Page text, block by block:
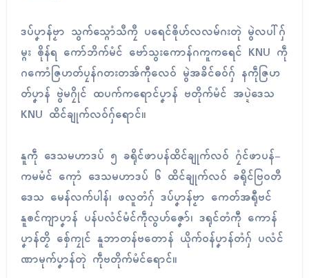
ဒပ်ပၞာန်ဗၟာ သွက်သ္ဂောံသဳကၠဳ ပရေၚ်ၜိုဟ်လလမ်ဂးတုဲ မွဲလပါ်ဂှ်
မ္ဂး ၜိုန်ရ ကော်ဘိက်မံၚ် ဗော်သွးကောန်ဂကူကရေၚ် KNU ကဵု
ဂကောံဇြဟတ်ပၠန်ဂတးတအ်ကီုလေဝ် မွဲအခိၚ်ဓဝ်ဂှ် နကဵုဇြဟ
တ်ပၞာန် ဗွဲမဂၠိုၚ် ထပက်ကရောၚ်ပၞာန် ဗတိုက်မံၚ် အပ္ဍဲဒေသ
KNU ထိၚ်ချုက်လဝ်ဂှ်ရောၚ်။
နူကဵု ဒေသမဟာဒပ် ၅ ခရိုၚ်ဖာပန်ထိၚ်ချုက်လဝ် ဂၠံၚ်ဖာပန်-
ကမမံၚ် ကေုာံ ဒေသမဟာဒပ် ၆ ထိၚ်ချုက်လဝ် ခရိုၚ်ဗြဝတဳ
ဒေသ မေန်လက်ပါန်၊ ဖလူတံဂှ် ဒပ်ပၞာန်ဗၟာ ကေတ်အရီုဗၚ်
နူၜၚ်ကျာပၞာန် ပန်ပလံၚ်မံၚ်ကဵုလွဟ်ဇၞော်၊ ဒရုၚ်တံကီု ကောန်
ပၞာန်တၟိ စှ်ေကၠုၚ် နူဘာတန်ဗတောန် ယိုက်ဝန်ပၞာန်တံဂှ် ပလံၚ်
ဏာမုက်ပၞာန်တုဲ ကဵုဗတိုက်မံၚ်ရောၚ်။